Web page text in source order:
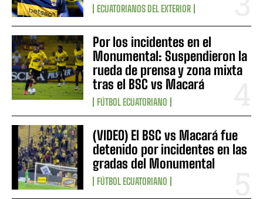
ECUATORIANOS DEL EXTERIOR
Por los incidentes en el
Monumental: Suspendieron la
rueda de prensa y zona mixta
tras el BSC vs Macará
FÚTBOL ECUATORIANO
(VIDEO) El BSC vs Macará fue
detenido por incidentes en las
gradas del Monumental
FÚTBOL ECUATORIANO